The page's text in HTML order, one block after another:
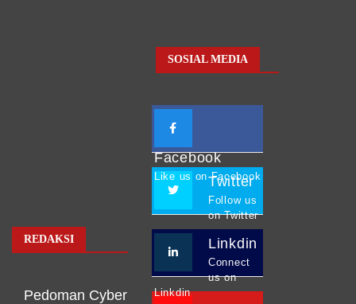
REDAKSI
Pedoman Cyber
SOSIAL MEDIA
Facebook
Like us on Facebook
Twitter
Follow us
on Twitter
Linkdin
Connect
us on
Linkdin